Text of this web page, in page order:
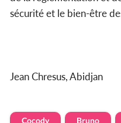
sécurité et le bien-être
Jean Chresus, Abidjan
Cocody Bruno